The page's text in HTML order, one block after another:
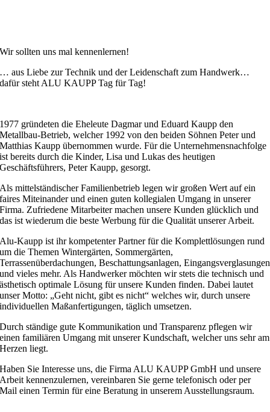
Wir sollten uns mal kennenlernen!
… aus Liebe zur Technik und der Leidenschaft zum Handwerk…
dafür steht ALU KAUPP Tag für Tag!
1977 gründeten die Eheleute Dagmar und Eduard Kaupp den
Metallbau-Betrieb, welcher 1992 von den beiden Söhnen Peter und
Matthias Kaupp übernommen wurde. Für die Unternehmensnachfolge
ist bereits durch die Kinder, Lisa und Lukas des heutigen
Geschäftsführers, Peter Kaupp, gesorgt.
Als mittelständischer Familienbetrieb legen wir großen Wert auf ein
faires Miteinander und einen guten kollegialen Umgang in unserer
Firma. Zufriedene Mitarbeiter machen unsere Kunden glücklich und
das ist wiederum die beste Werbung für die Qualität unserer Arbeit.
Alu-Kaupp ist ihr kompetenter Partner für die Komplettlösungen rund
um die Themen Wintergärten, Sommergärten,
Terrassenüberdachungen, Beschattungsanlagen, Eingangsverglasungen
und vieles mehr. Als Handwerker möchten wir stets die technisch und
ästhetisch optimale Lösung für unsere Kunden finden. Dabei lautet
unser Motto: „Geht nicht, gibt es nicht“ welches wir, durch unsere
individuellen Maßanfertigungen, täglich umsetzen.
Durch ständige gute Kommunikation und Transparenz pflegen wir
einen familiären Umgang mit unserer Kundschaft, welcher uns sehr am
Herzen liegt.
Haben Sie Interesse uns, die Firma ALU KAUPP GmbH und unsere
Arbeit kennenzulernen, vereinbaren Sie gerne telefonisch oder per
Mail einen Termin für eine Beratung in unserem Ausstellungsraum.